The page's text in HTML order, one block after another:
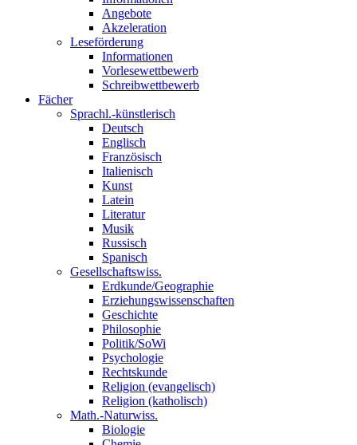
Angebote
Akzeleration
Leseförderung
Informationen
Vorlesewettbewerb
Schreibwettbewerb
Fächer
Sprachl.-künstlerisch
Deutsch
Englisch
Französisch
Italienisch
Kunst
Latein
Literatur
Musik
Russisch
Spanisch
Gesellschaftswiss.
Erdkunde/Geographie
Erziehungswissenschaften
Geschichte
Philosophie
Politik/SoWi
Psychologie
Rechtskunde
Religion (evangelisch)
Religion (katholisch)
Math.-Naturwiss.
Biologie